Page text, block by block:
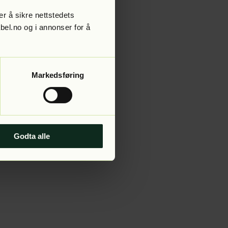
å sikre nettstedets
og i annonser for å
Markedsføring
Godta alle